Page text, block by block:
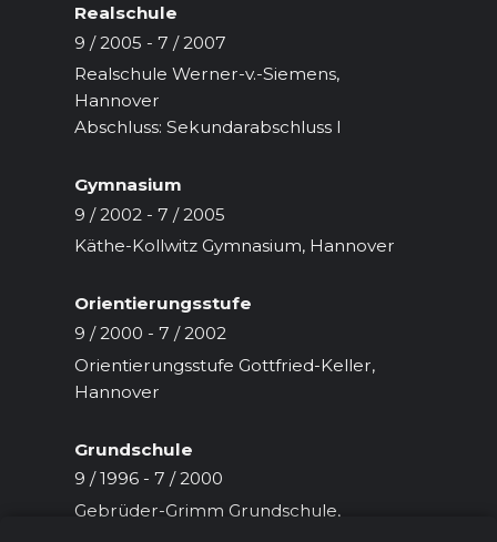
Realschule
9 / 2005 - 7 / 2007
Realschule Werner-v.-Siemens,
Hannover
Abschluss: Sekundarabschluss I
Gymnasium
9 / 2002 - 7 / 2005
Käthe-Kollwitz Gymnasium, Hannover
Orientierungsstufe
9 / 2000 - 7 / 2002
Orientierungsstufe Gottfried-Keller,
Hannover
Grundschule
9 / 1996 - 7 / 2000
Gebrüder-Grimm Grundschule,